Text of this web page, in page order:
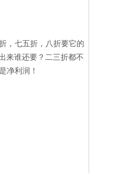
，七五折，八折要它的
来谁还要？二三折都不
净利润！